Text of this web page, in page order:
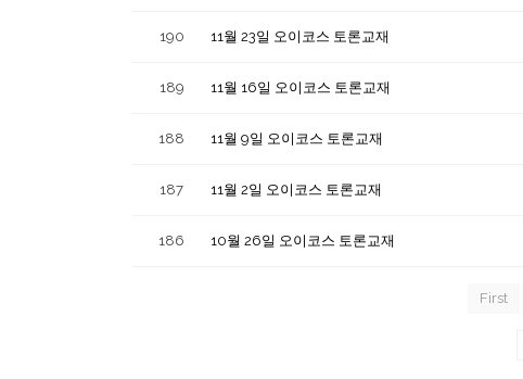
190 11월 23일 오이코스 토론교재
189 11월 16일 오이코스 토론교재
188 11월 9일 오이코스 토론교재
187 11월 2일 오이코스 토론교재
186 10월 26일 오이코스 토론교재
First